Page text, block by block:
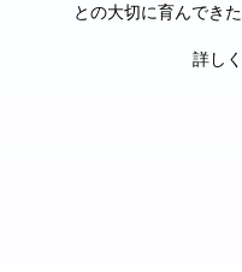
との大切に育んでき
詳し